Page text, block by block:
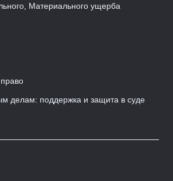
Материального ущерба
делам: поддержка и защита в суде